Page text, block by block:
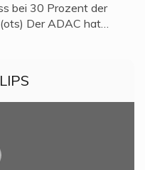
bei 30 Prozent der
Der ADAC hat…